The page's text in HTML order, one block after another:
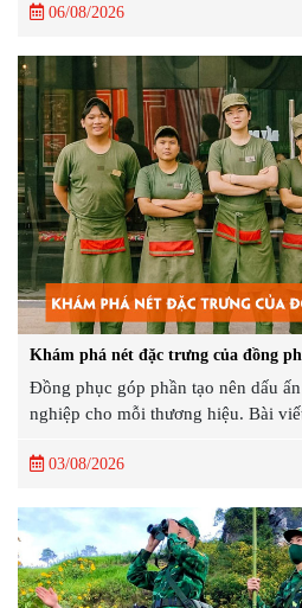
06/08/2026
Khám phá nét đặc trưng của đồng
Đồng phục góp phần tạo nên dấu
nghiệp cho mỗi thương hiệu. Bài
03/08/2026